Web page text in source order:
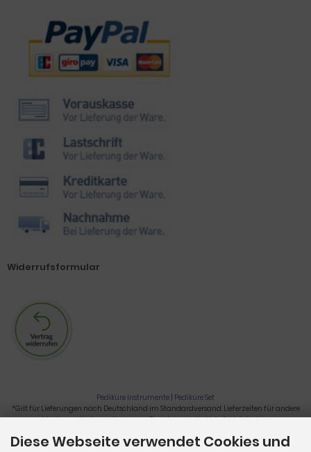
Zahlungsmethoden
Widerrufsformular
Pediküre Instrumente | Pediküre Set
*Gilt für Lieferungen nach Deutschland im Standardversand. Lieferzeiten für andere
Länder und Informationen zur Berechnung der Lieferfrist siehehier.
Nagelzange, Podologie, Pediküre, Fußpflegegeräte, Nagelfräser © 2026
Diese Webseite verwendet Cookies und